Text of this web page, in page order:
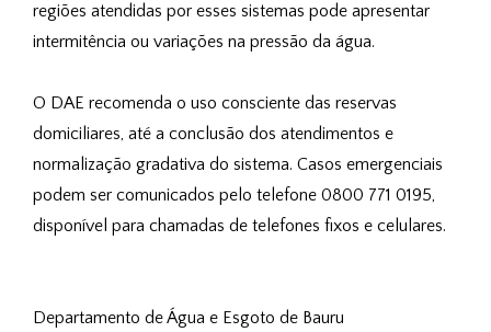
regiões atendidas por esses sistemas pode apresentar
intermitência ou variações na pressão da água.
O DAE recomenda o uso consciente das reservas
domiciliares, até a conclusão dos atendimentos e
normalização gradativa do sistema. Casos emergenciais
podem ser comunicados pelo telefone 0800 771 0195,
disponível para chamadas de telefones fixos e celulares.
​Departamento de Água e Esgoto de Bauru